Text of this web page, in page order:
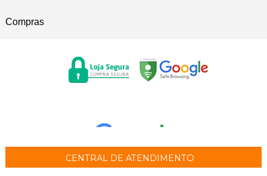
Compras
CENTRAL DE ATENDIMENTO